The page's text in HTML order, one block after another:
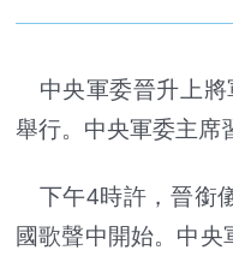
中央軍委晉升上將
舉行。中央軍委主席
下午4時許，晉銜
國歌聲中開始。中